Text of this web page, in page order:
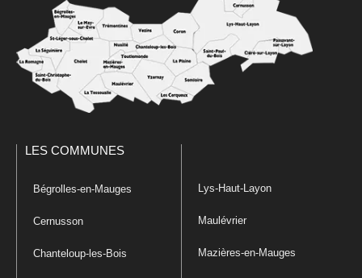
LES COMMUNES
Bégrolles-en-Mauges
Cernusson
Chanteloup-les-Bois
Lys-Haut-Layon
Maulévrier
Mazières-en-Mauges